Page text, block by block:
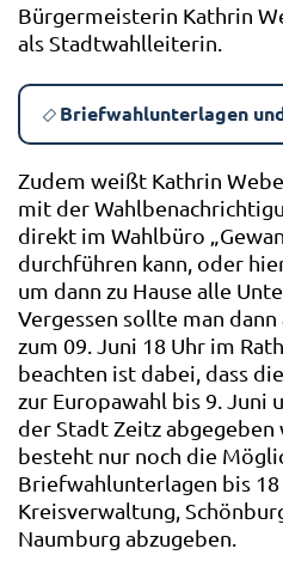
Bürgermeisterin Kathrin
als Stadtwahlleiterin.
Briefwahlunterlagen
Zudem weißt Kathrin
mit der
direkt im Wahlbüro
durchführen kann, oder
um dann zu Hause alle
Vergessen sollte man
zum 09. Juni 18 Uhr im
beachten ist dabei, dass
zur Europawahl bis 9. Juni
der Stadt Zeitz abgegeben
besteht nur noch die
Briefwahlunterlagen bis
Kreisverwaltung,
Naumburg abzugeben.